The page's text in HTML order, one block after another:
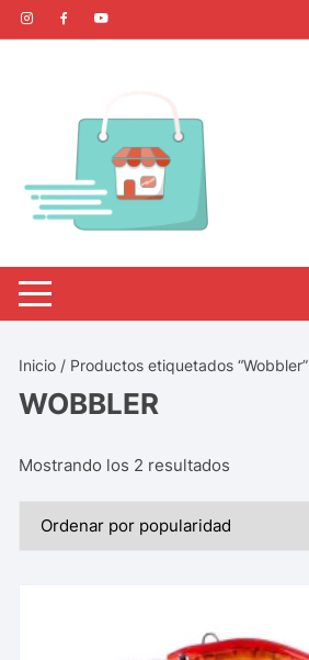
Inicio / Productos etiquetados “Wobbler”
WOBBLER
Mostrando los 2 resultados